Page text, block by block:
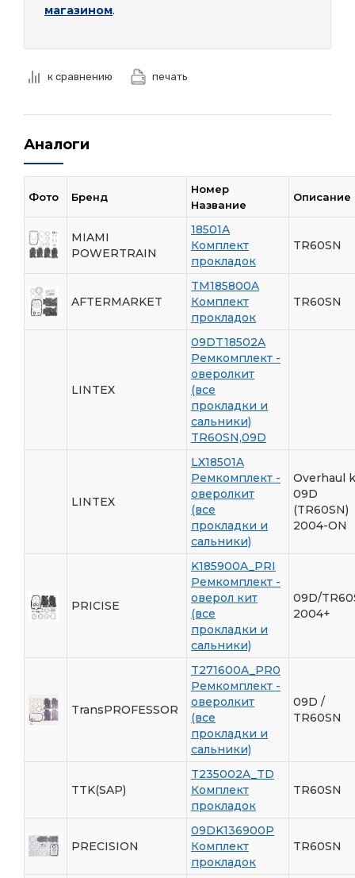
магазином.
к сравнению печать
Аналоги
Фото Бренд
Номер
Название
Описание
MIAMI
POWERTRAIN
18501A
Комплект
прокладок
TR60SN
AFTERMARKET
TM185800A
Комплект
прокладок
TR60SN
LINTEX
09DT18502A
Ремкомплект -
оверолкит
(все
прокладки и
сальники)
TR60SN,09D
LINTEX
LX18501A
Ремкомплект -
оверолкит
(все
прокладки и
сальники)
Overhaul
09D
(TR60SN)
2004-ON
PRICISE
K185900A_PRI
Ремкомплект -
оверол кит
(все
прокладки и
сальники)
09D/
2004+
TransPROFESSOR
T271600A_PR0
Ремкомплект -
оверолкит
(все
прокладки и
сальники)
09D /
TR60SN
TTK(SAP)
T235002A_TD
Комплект
прокладок
TR60SN
PRECISION
09DK136900P
Комплект
прокладок
TR60SN